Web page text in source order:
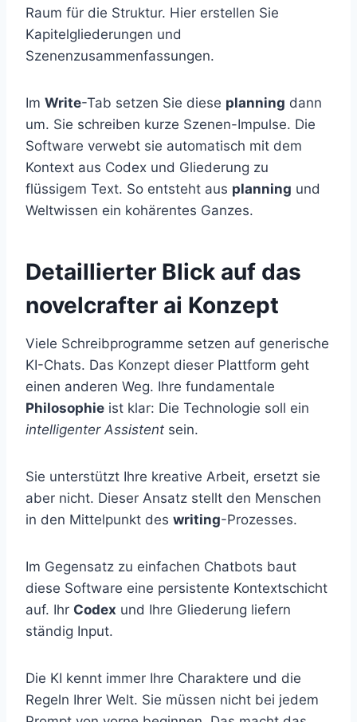
Raum für die Struktur. Hier erstellen Sie
Kapitelgliederungen und
Szenenzusammenfassungen.
Im Write-Tab setzen Sie diese planning dann
um. Sie schreiben kurze Szenen-Impulse. Die
Software verwebt sie automatisch mit dem
Kontext aus Codex und Gliederung zu
flüssigem Text. So entsteht aus planning und
Weltwissen ein kohärentes Ganzes.
Detaillierter Blick auf das
novelcrafter ai Konzept
Viele Schreibprogramme setzen auf generische
KI-Chats. Das Konzept dieser Plattform geht
einen anderen Weg. Ihre fundamentale
Philosophie ist klar: Die Technologie soll ein
intelligenter Assistent sein.
Sie unterstützt Ihre kreative Arbeit, ersetzt sie
aber nicht. Dieser Ansatz stellt den Menschen
in den Mittelpunkt des writing-Prozesses.
Im Gegensatz zu einfachen Chatbots baut
diese Software eine persistente Kontextschicht
auf. Ihr Codex und Ihre Gliederung liefern
ständig Input.
Die KI kennt immer Ihre Charaktere und die
Regeln Ihrer Welt. Sie müssen nicht bei jedem